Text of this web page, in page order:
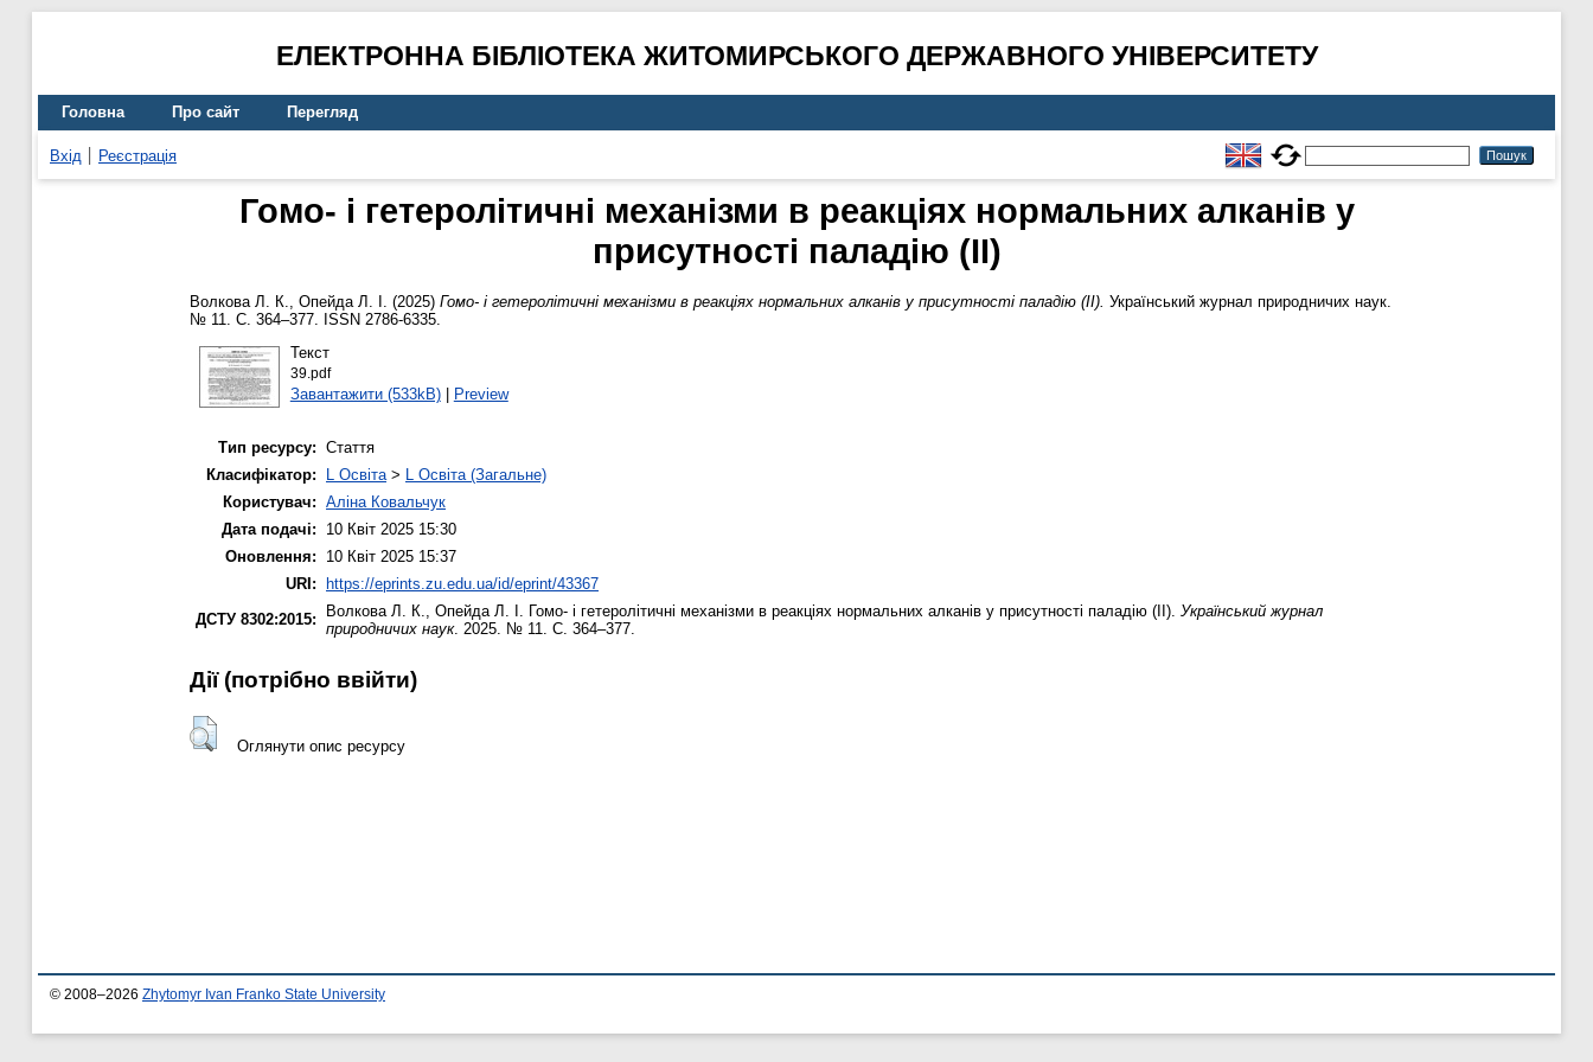
ЕЛЕКТРОННА БІБЛІОТЕКА ЖИТОМИРСЬКОГО ДЕРЖАВНОГО УНІВЕРСИТЕТУ
Головна Про сайт Перегляд
Вхід Реєстрація
Гомо- і гетеролітичні механізми в реакціях нормальних алканів у
присутності паладію (II)
Волкова Л. К., Опейда Л. І. (2025) Гомо- і гетеролітичні механізми в реакціях нормальних алканів у присутності паладію (II). Український журнал природничих наук.
№ 11. С. 364–377. ISSN 2786-6335.
Текст
39.pdf
Завантажити (533kB)| Preview
Тип ресурсу: Стаття
Класифікатор:
L Освіта> L Освіта (Загальне)
Користувач: Аліна Ковальчук
Дата подачі:
10 Квіт 2025 15:30
Оновлення:
10 Квіт 2025 15:37
URI:
https://eprints.zu.edu.ua/id/eprint/43367
ДСТУ 8302:2015:
Волкова Л. К., Опейда Л. І. Гомо- і гетеролітичні механізми в реакціях нормальних алканів у присутності паладію (II). Український журнал
природничих наук. 2025. № 11. С. 364–377.
Дії ​​(потрібно ввійти)
Оглянути опис ресурсу
© 2008–2026 Zhytomyr Ivan Franko State University